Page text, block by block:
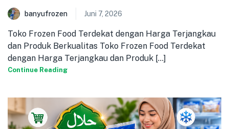
banyufrozen Juni 7, 2026
Toko Frozen Food Terdekat dengan Harga Terjangkau
dan Produk Berkualitas Toko Frozen Food Terdekat
dengan Harga Terjangkau dan Produk [...]
Continue Reading